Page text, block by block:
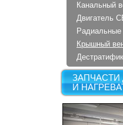
Канальный
Двигатель
Радиальные
Крышный
ЗАПЧАСТИ
И